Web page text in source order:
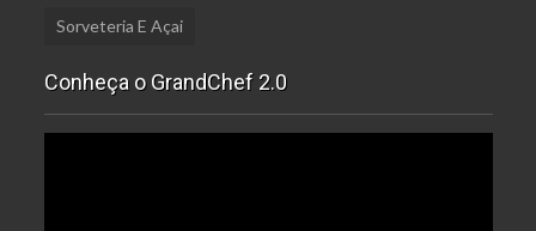
Sorveteria E Açai
Conheça o GrandChef 2.0